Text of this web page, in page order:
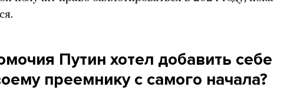
Путин хотел добавить себе
преемнику с самого начала?